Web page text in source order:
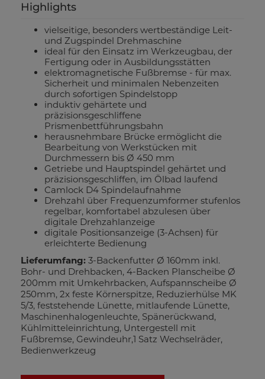
Highlights
vielseitige, besonders wertbeständige Leit-
und Zugspindel Drehmaschine
ideal für den Einsatz im Werkzeugbau, der
Fertigung oder in Ausbildungsstätten
elektromagnetische Fußbremse - für max.
Sicherheit und minimalen Nebenzeiten
durch sofortigen Spindelstopp
induktiv gehärtete und
präzisionsgeschliffene
Prismenbettführungsbahn
herausnehmbare Brücke ermöglicht die
Bearbeitung von Werkstücken mit
Durchmessern bis Ø 450 mm
Getriebe und Hauptspindel gehärtet und
präzisionsgeschliffen, im Ölbad laufend
Camlock D4 Spindelaufnahme
Drehzahl über Frequenzumformer stufenlos
regelbar, komfortabel abzulesen über
digitale Drehzahlanzeige
digitale Positionsanzeige (3-Achsen) für
erleichterte Bedienung
Lieferumfang: 3-Backenfutter Ø 160mm inkl.
Bohr- und Drehbacken, 4-Backen Planscheibe Ø
200mm mit Umkehrbacken, Aufspannscheibe Ø
250mm, 2x feste Körnerspitze, Reduzierhülse MK
5/3, feststehende Lünette, mitlaufende Lünette,
Maschinenhalogenleuchte, Spänerückwand,
Kühlmitteleinrichtung, Untergestell mit
Fußbremse, Gewindeuhr,1 Satz Wechselräder,
Bedienwerkzeug